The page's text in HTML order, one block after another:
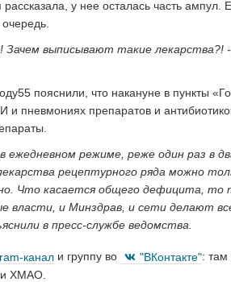
у нее осталась часть
Зачем выписывают такие лекарства?!
пояснили, что накануне в пункты
пневмониях препаратов и
режиме, реже один раз в
рецептурного ряда можно
Что касается общего дефицита, то
власти, и Минздрав, и сети делают
в пресс-службе ведомства.
канал и группу во "ВКонтакте": там
и ХМАО.